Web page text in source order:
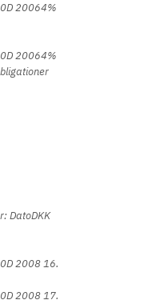
20064%
20064%
DatoDKK
2008 16.
2008 17.